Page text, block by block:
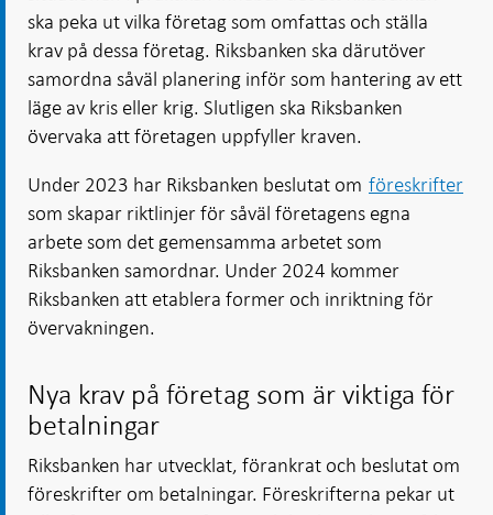
ska peka ut vilka företag som omfattas och ställa
krav på dessa företag. Riksbanken ska därutöver
samordna såväl planering inför som hantering av ett
läge av kris eller krig. Slutligen ska Riksbanken
övervaka att företagen uppfyller kraven.
Under 2023 har Riksbanken beslutat om föreskrifter
som skapar riktlinjer för såväl företagens egna
arbete som det gemensamma arbetet som
Riksbanken samordnar. Under 2024 kommer
Riksbanken att etablera former och inriktning för
övervakningen.
Nya krav på företag som är viktiga för
betalningar
Riksbanken har utvecklat, förankrat och beslutat om
föreskrifter om betalningar. Föreskrifterna pekar ut